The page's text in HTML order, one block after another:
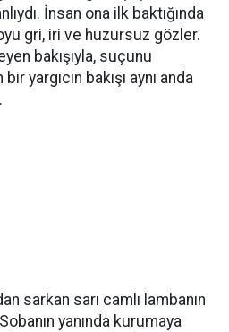
İnsan ona ilk baktığında
gri, iri ve huzursuz gözler.
bakışıyla, suçunu
yargıcın bakışı aynı anda
sarkan sarı camlı lambanın
yanında kurumaya